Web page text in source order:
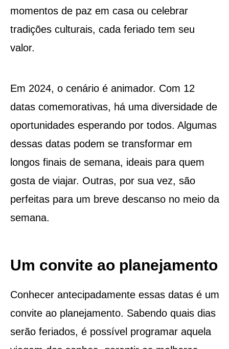
momentos de paz em casa ou celebrar
tradições culturais, cada feriado tem seu
valor.
Em 2024, o cenário é animador. Com 12
datas comemorativas, há uma diversidade de
oportunidades esperando por todos. Algumas
dessas datas podem se transformar em
longos finais de semana, ideais para quem
gosta de viajar. Outras, por sua vez, são
perfeitas para um breve descanso no meio da
semana.
Um convite ao planejamento
Conhecer antecipadamente essas datas é um
convite ao planejamento. Sabendo quais dias
serão feriados, é possível programar aquela